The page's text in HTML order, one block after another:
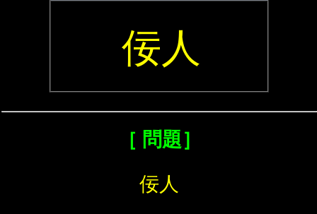
佞人
［ 問題］
佞人